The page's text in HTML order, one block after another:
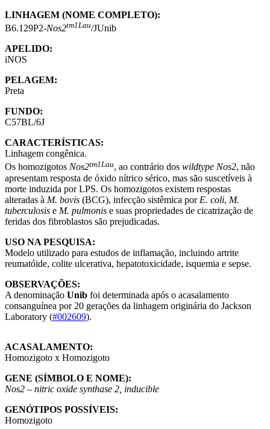
LINHAGEM (NOME COMPLETO):
B6.129P2-Nos2tm1Lau/JUnib
APELIDO:
iNOS
PELAGEM:
Preta
FUNDO:
C57BL/6J
CARACTERÍSTICAS:
Linhagem congênica.
Os homozigotos Nos2tm1Lau, ao contrário dos wildtype Nos2, não
apresentam resposta de óxido nítrico sérico, mas são suscetíveis à
morte induzida por LPS. Os homozigotos existem respostas
alteradas à M. bovis (BCG), infecção sistêmica por E. coli, M.
tuberculosis e M. pulmonis e suas propriedades de cicatrização de
feridas dos fibroblastos são prejudicadas.
USO NA PESQUISA:
Modelo utilizado para estudos de inflamação, incluindo artrite
reumatóide, colite ulcerativa, hepatotoxicidade, isquemia e sepse.
OBSERVAÇÕES:
A denominação Unib foi determinada após o acasalamento
consanguínea por 20 gerações da linhagem originária do Jackson
Laboratory (#002609).
ACASALAMENTO:
Homozigoto x Homozigoto
GENE (SÍMBOLO E NOME):
Nos2 – nitric oxide synthase 2, inducible
GENÓTIPOS POSSÍVEIS:
Homozigoto